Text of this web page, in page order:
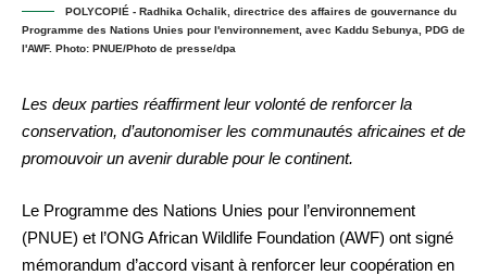
POLYCOPIÉ - Radhika Ochalik, directrice des affaires de gouvernance du
Programme des Nations Unies pour l'environnement, avec Kaddu Sebunya, PDG de
l'AWF. Photo: PNUE/Photo de presse/dpa
Les deux parties réaffirment leur volonté de renforcer la
conservation, d’autonomiser les communautés africaines et de
promouvoir un avenir durable pour le continent.
Le Programme des Nations Unies pour l’environnement
(PNUE) et l’ONG African Wildlife Foundation (AWF) ont signé
mémorandum d’accord visant à renforcer leur coopération en